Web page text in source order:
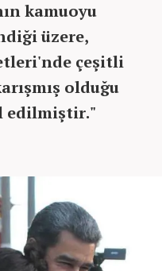
kamuoyu
üzere,
çeşitli
olduğu
edilmiştir."